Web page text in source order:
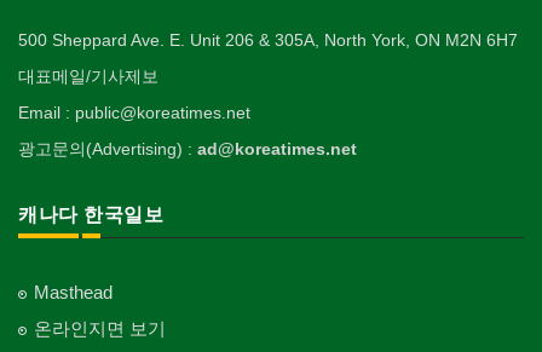
500 Sheppard Ave. E. Unit 206 & 305A, North York, ON M2N 6H7
대표메일/기사제보
Email : public@koreatimes.net
광고문의(Advertising) : ad@koreatimes.net
캐나다 한국일보
Masthead
온라인지면 보기